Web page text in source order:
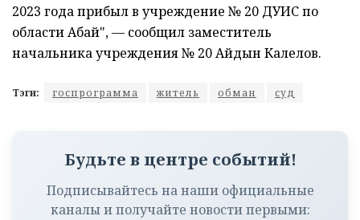
2023 года прибыл в учреждение № 20 ДУИС по
области Абай", — сообщил заместитель
начальника учреждения № 20 Айдын Калелов.
Тэги: госпрограмма житель обман суд
Будьте в центре событий!
Подписывайтесь на наши официальные
каналы и получайте новости первыми: